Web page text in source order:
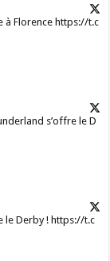
à Florence https://t.c
s’offre le D
le Derby ! https://t.c